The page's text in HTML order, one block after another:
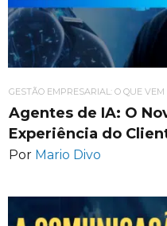
GESTÃO EMPRESARIAL: O QUE VEM
Agentes de IA: O
Experiência do
Por Mario Divo